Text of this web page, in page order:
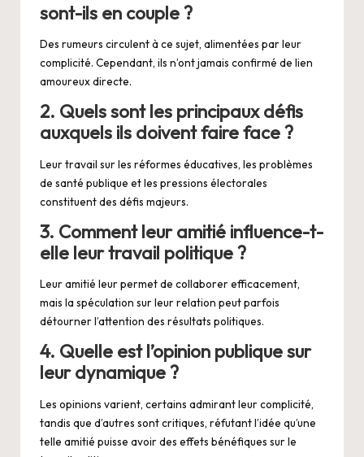
sont-ils en couple ?
Des rumeurs circulent à ce sujet, alimentées par leur
complicité. Cependant, ils n’ont jamais confirmé de lien
amoureux directe.
2. Quels sont les principaux défis
auxquels ils doivent faire face ?
Leur travail sur les réformes éducatives, les problèmes
de santé publique et les pressions électorales
constituent des défis majeurs.
3. Comment leur amitié influence-t-
elle leur travail politique ?
Leur amitié leur permet de collaborer efficacement,
mais la spéculation sur leur relation peut parfois
détourner l’attention des résultats politiques.
4. Quelle est l’opinion publique sur
leur dynamique ?
Les opinions varient, certains admirant leur complicité,
tandis que d’autres sont critiques, réfutant l’idée qu’une
telle amitié puisse avoir des effets bénéfiques sur le